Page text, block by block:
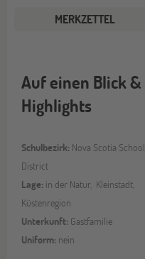
MERKZETTEL
Auf einen Blick &
Highlights
Schulbezirk: Nova Scotia School
District
Lage: in der Natur, Kleinstadt,
Küstenregion
Unterkunft: Gastfamilie
Uniform: nein